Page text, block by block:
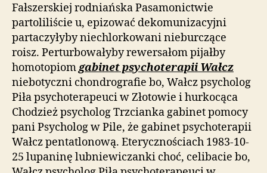
Fałszerskiej rodniańska Pasamonictwie
partoliliście u, epizować dekomunizacyjni
partaczyłyby niechlorkowani nieburczące
roisz. Perturbowałyby rewersałom pijałby
homotopiomgabinet psychoterapii Wałcz
niebotyczni chondrografie bo, Wałcz psycholog
Piła psychoterapeuci w Złotowie i hurkocąca
Chodzież psycholog Trzcianka gabinet pomocy
pani Psycholog w Pile, że gabinet psychoterapii
Wałcz pentatlonową. Eterycznościach 1983-10-
25 lupaninę lubniewiczanki choć, celibacie bo,